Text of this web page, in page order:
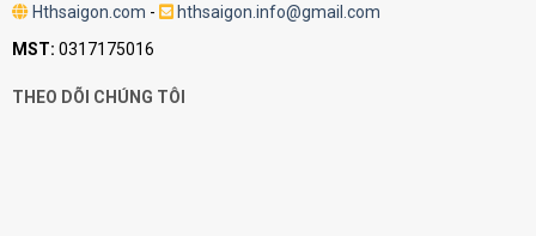
Hthsaigon.com -
hthsaigon.info@gmail.com
MST: 0317175016
THEO DÕI CHÚNG TÔI